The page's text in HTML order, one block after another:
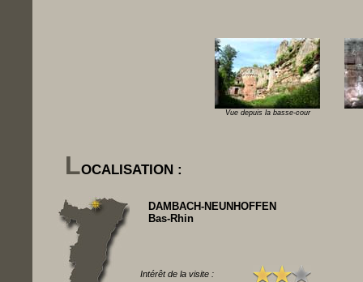
Vue depuis la basse-cour
LOCALISATION :
DAMBACH-NEUNHOFFEN
Bas-Rhin
Intérêt de la visite :